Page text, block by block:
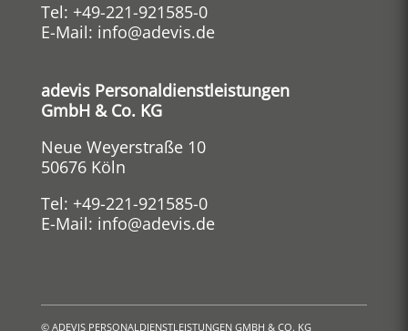
Tel: +49-221-921585-0
E-Mail: info@adevis.de
adevis Personaldienstleistungen
GmbH & Co. KG
Neue Weyerstraße 10
50676 Köln
Tel: +49-221-921585-0
E-Mail: info@adevis.de
© ADEVIS PERSONALDIENSTLEISTUNGEN GMBH & CO. KG